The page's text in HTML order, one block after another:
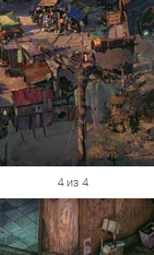
4 из 4